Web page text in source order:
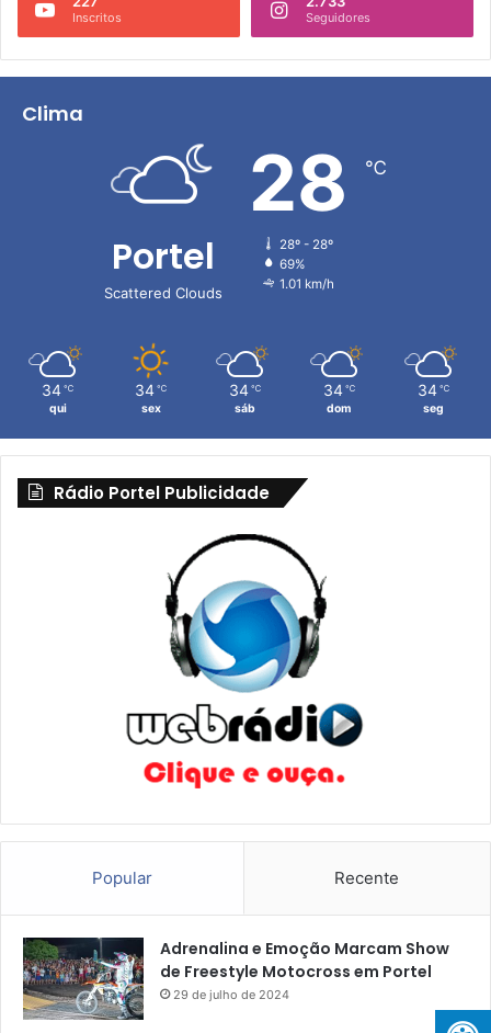
Inscritos Seguidores
Clima
Portel
Scattered Clouds
28 ℃
28º - 28º
69%
1.01 km/h
34 ℃
qui
34 ℃
sex
34 ℃
sáb
34 ℃
dom
34 ℃
seg
Rádio Portel Publicidade
Popular Recente
Adrenalina e Emoção Marcam Show
de Freestyle Motocross em Portel
29 de julho de 2024